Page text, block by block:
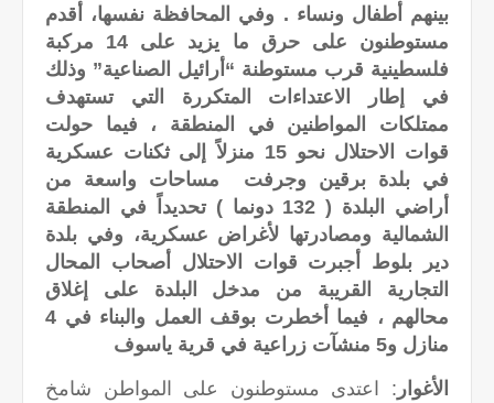
بينهم أطفال ونساء . وفي المحافظة نفسها، أقدم
مستوطنون على حرق ما يزيد على 14 مركبة
فلسطينية قرب مستوطنة “أرائيل الصناعية” وذلك
في إطار الاعتداءات المتكررة التي تستهدف
ممتلكات المواطنين في المنطقة ، فيما حولت
قوات الاحتلال نحو 15 منزلاً إلى ثكنات عسكرية
في بلدة برقين وجرفت مساحات واسعة من
أراضي البلدة ( 132 دونما ) تحديداً في المنطقة
الشمالية ومصادرتها لأغراض عسكرية، وفي بلدة
دير بلوط أجبرت قوات الاحتلال أصحاب المحال
التجارية القريبة من مدخل البلدة على إغلاق
محالهم ، فيما أخطرت بوقف العمل والبناء في 4
منازل و5 منشآت زراعية في قرية ياسوف
الأغوار : اعتدى مستوطنون على المواطن شامخ